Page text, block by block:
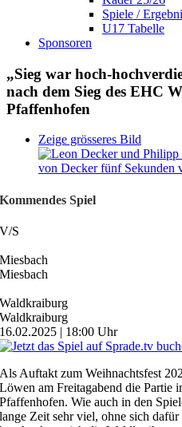
Spiele /
U17 Tabelle
Sponsoren
„Sieg war hoch-
nach dem Sieg des EHC
Pfaffenhofen
Zeige grösseres Bild
Kommendes Spiel
V/S
Miesbach
Miesbach
Waldkraiburg
Waldkraiburg
16.02.2025 | 18:00 Uhr
Als Auftakt zum Weihnachtsfest
Löwen am Freitagabend die Partie
Pfaffenhofen. Wie auch in den
lange Zeit sehr viel, ohne sich